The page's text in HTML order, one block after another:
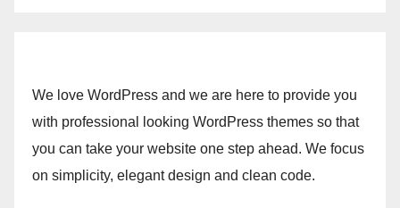
We love WordPress and we are here to provide you
with professional looking WordPress themes so that
you can take your website one step ahead. We focus
on simplicity, elegant design and clean code.